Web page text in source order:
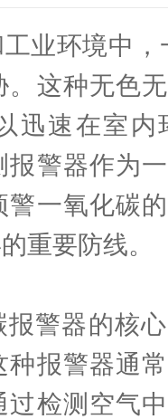
环境中，
。这种无色
迅速在室内
报警器作为
警一氧化碳
重要防线。
器的核心
种报警器通
过检测空气